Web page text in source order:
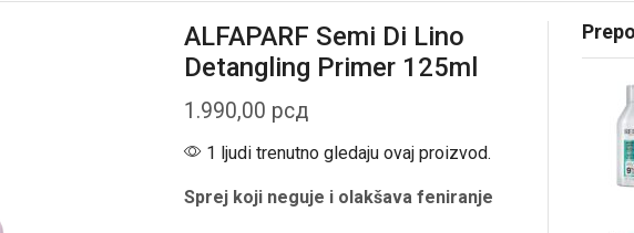
ALFAPARF Semi Di Lino
Detangling Primer 125ml
1.990,00 рсд
1 ljudi trenutno gledaju ovaj proizvod.
Sprej koji neguje i olakšava feniranje